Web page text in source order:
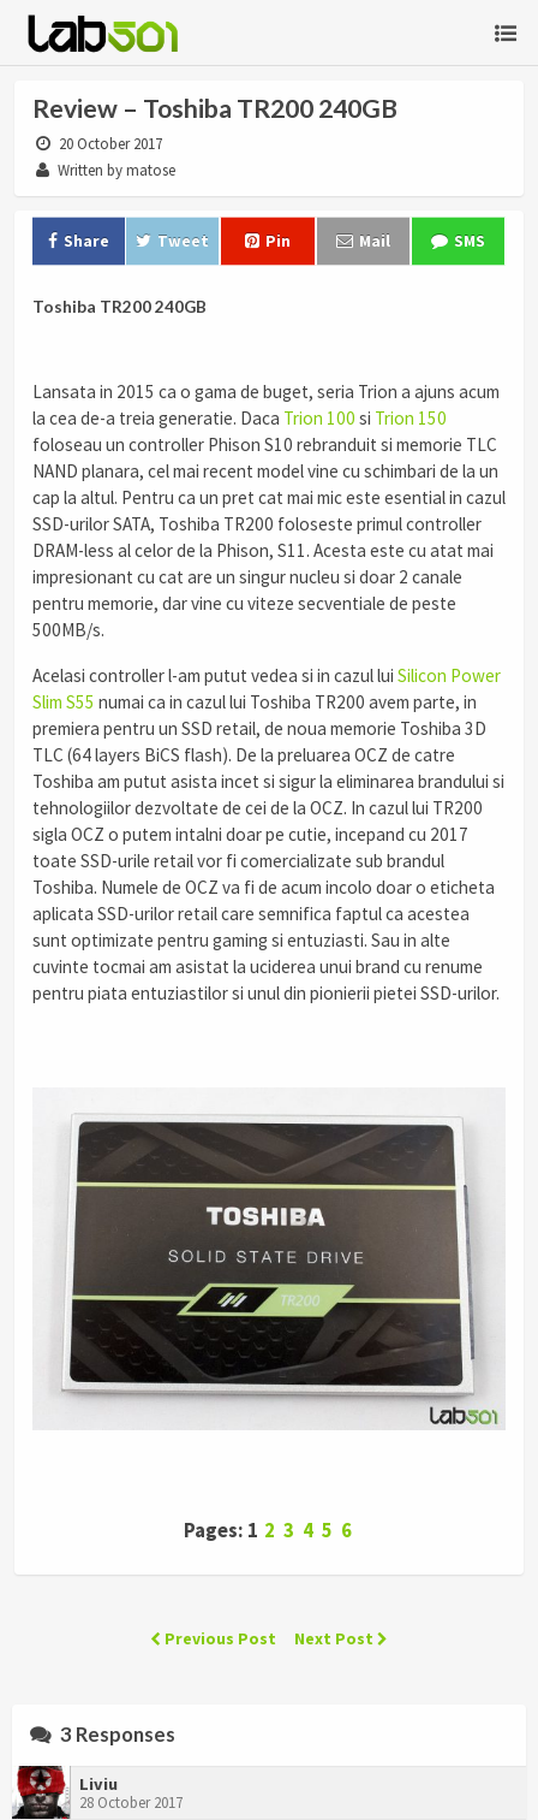
Review – Toshiba TR200 240GB
20 October 2017
Written by matose
Share Tweet Pin Mail SMS
Toshiba TR200 240GB
Lansata in 2015 ca o gama de buget, seria Trion a ajuns acum
la cea de-a treia generatie. Daca Trion 100 si Trion 150
foloseau un controller Phison S10 rebranduit si memorie TLC
NAND planara, cel mai recent model vine cu schimbari de la un
cap la altul. Pentru ca un pret cat mai mic este esential in cazul
SSD-urilor SATA, Toshiba TR200 foloseste primul controller
DRAM-less al celor de la Phison, S11. Acesta este cu atat mai
impresionant cu cat are un singur nucleu si doar 2 canale
pentru memorie, dar vine cu viteze secventiale de peste
500MB/s.
Acelasi controller l-am putut vedea si in cazul lui Silicon Power
Slim S55 numai ca in cazul lui Toshiba TR200 avem parte, in
premiera pentru un SSD retail, de noua memorie Toshiba 3D
TLC (64 layers BiCS flash). De la preluarea OCZ de catre
Toshiba am putut asista incet si sigur la eliminarea brandului si
tehnologiilor dezvoltate de cei de la OCZ. In cazul lui TR200
sigla OCZ o putem intalni doar pe cutie, incepand cu 2017
toate SSD-urile retail vor fi comercializate sub brandul
Toshiba. Numele de OCZ va fi de acum incolo doar o eticheta
aplicata SSD-urilor retail care semnifica faptul ca acestea
sunt optimizate pentru gaming si entuziasti. Sau in alte
cuvinte tocmai am asistat la uciderea unui brand cu renume
pentru piata entuziastilor si unul din pionierii pietei SSD-urilor.
Pages: 1 2 3 4 5 6
Previous Post Next Post
3 Responses
Liviu
28 October 2017